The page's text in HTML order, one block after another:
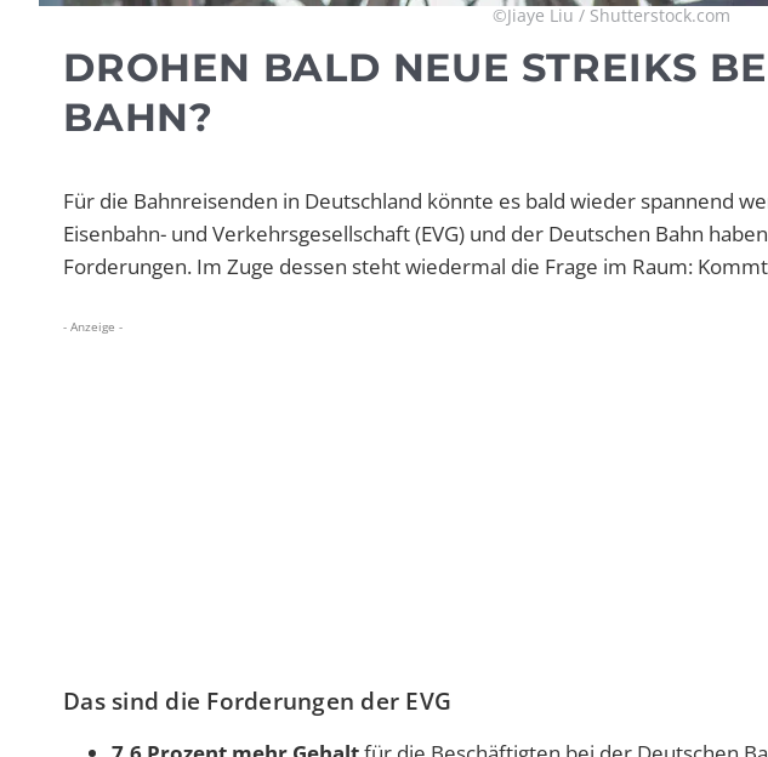
©Jiaye Liu / Shutterstock.com
DROHEN BALD NEUE STREIKS
BAHN?
Für die Bahnreisenden in Deutschland könnte es bald wieder spannend
Eisenbahn- und Verkehrsgesellschaft (EVG) und der Deutschen Bahn
Forderungen. Im Zuge dessen steht wiedermal die Frage im Raum:
- Anzeige -
Das sind die Forderungen der EVG